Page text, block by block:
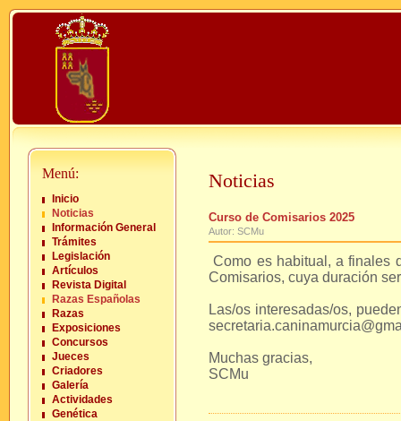
Menú:
Inicio
Noticias
Información General
Trámites
Legislación
Artículos
Revista Digital
Razas Españolas
Razas
Exposiciones
Concursos
Jueces
Criadores
Galería
Actividades
Genética
Noticias
Curso de Comisarios 2025
Autor: SCMu
Como es habitual, a finales
Comisarios, cuya duración
Las/os interesadas/os,
Muchas gracias,
SCMu